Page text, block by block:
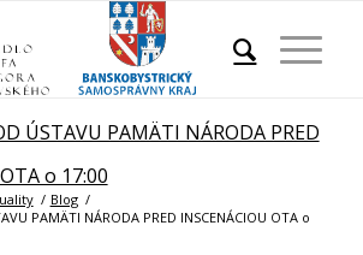
ÚSTAVU PAMÄTI NÁRODA PRED
o 17:00
/ Blog /
PAMÄTI NÁRODA PRED INSCENÁCIOU OTA o